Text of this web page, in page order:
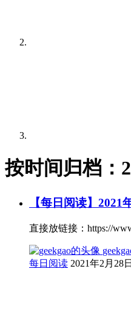
按时间归档：
【每日阅读】
直接放链接：https://
每日阅读 2021年2月28日